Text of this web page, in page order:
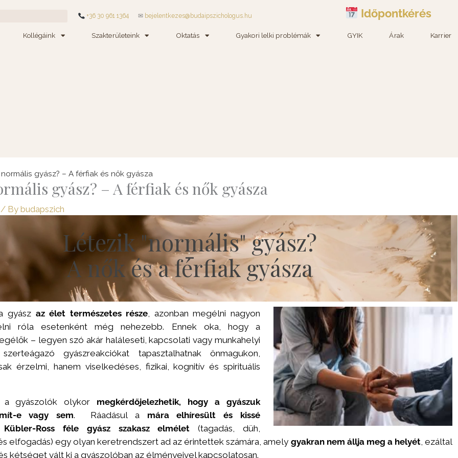
+36 30 961 1364 ✉ bejelentkezes@budaipszichologus.hu Időpontkérés
Kollégáink Szakterületeink Oktatás Gyakori lelki problémák GYIK Árak Karrier
gyász? – A férfiak és nők gyásza
gyász? – A férfiak és nők gyásza
By budapszich
Létezik "normális" gyász?
-
A nők és a férfiak gyásza
gyász az élet természetes része , azonban megélni nagyon
róla esetenként még nehezebb. Ennek oka, hogy a
– legyen szó akár haláleseti, kapcsolati vagy munkahelyi
gyászreakciókat tapasztalhatnak önmagukon,
érzelmi, hanem viselkedéses, fizikai, kognitív és spirituális
a gyászolók olykor megkérdőjelezhetik, hogy a gyászuk
e vagy sem. Ráadásul a mára elhíresült és kissé
Ross féle gyász szakasz elmélet (tagadás, düh,
elfogadás) egy olyan keretrendszert ad az érintettek számára, amely gyakran nem állja meg a helyét, ezáltal
kétséget vált ki a gyászolóban az élményeivel kapcsolatosan.